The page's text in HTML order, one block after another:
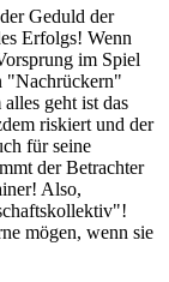
Geduld der
Erfolgs! Wenn
im Spiel
"Nachrückern"
geht ist das
riskiert und der
für seine
der Betrachter
Also,
mögen, wenn sie